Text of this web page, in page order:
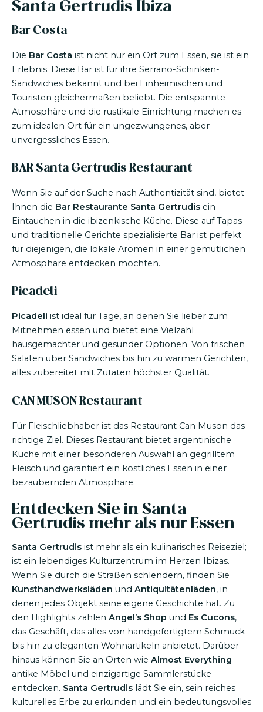
Santa Gertrudis Ibiza
Bar Costa
Die Bar Costa ist nicht nur ein Ort zum Essen, sie ist ein
Erlebnis. Diese Bar ist für ihre Serrano-Schinken-
Sandwiches bekannt und bei Einheimischen und
Touristen gleichermaßen beliebt. Die entspannte
Atmosphäre und die rustikale Einrichtung machen es
zum idealen Ort für ein ungezwungenes, aber
unvergessliches Essen.
BAR Santa Gertrudis Restaurant
Wenn Sie auf der Suche nach Authentizität sind, bietet
Ihnen die Bar Restaurante Santa Gertrudis ein
Eintauchen in die ibizenkische Küche. Diese auf Tapas
und traditionelle Gerichte spezialisierte Bar ist perfekt
für diejenigen, die lokale Aromen in einer gemütlichen
Atmosphäre entdecken möchten.
Picadeli
Picadeli ist ideal für Tage, an denen Sie lieber zum
Mitnehmen essen und bietet eine Vielzahl
hausgemachter und gesunder Optionen. Von frischen
Salaten über Sandwiches bis hin zu warmen Gerichten,
alles zubereitet mit Zutaten höchster Qualität.
CAN MUSON Restaurant
Für Fleischliebhaber ist das Restaurant Can Muson das
richtige Ziel. Dieses Restaurant bietet argentinische
Küche mit einer besonderen Auswahl an gegrilltem
Fleisch und garantiert ein köstliches Essen in einer
bezaubernden Atmosphäre.
Entdecken Sie in Santa
Gertrudis mehr als nur Essen
Santa Gertrudis ist mehr als ein kulinarisches Reiseziel;
ist ein lebendiges Kulturzentrum im Herzen Ibizas.
Wenn Sie durch die Straßen schlendern, finden Sie
Kunsthandwerksläden und Antiquitätenläden, in
denen jedes Objekt seine eigene Geschichte hat. Zu
den Highlights zählen Angel’s Shop und Es Cucons,
das Geschäft, das alles von handgefertigtem Schmuck
bis hin zu eleganten Wohnartikeln anbietet. Darüber
hinaus können Sie an Orten wie Almost Everything
antike Möbel und einzigartige Sammlerstücke
entdecken. Santa Gertrudis lädt Sie ein, sein reiches
kulturelles Erbe zu erkunden und ein bedeutungsvolles